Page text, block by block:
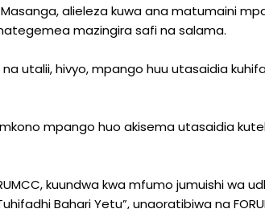
alieleza kuwa ana matumaini
mazingira safi na salama.
utalii, hivyo, mpango huu utasaidia
mpango huo akisema utasaidia
kuundwa kwa mfumo jumuishi wa
Bahari Yetu”, unaoratibiwa na